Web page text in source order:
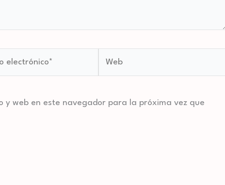
y web en este navegador para la próxima vez que